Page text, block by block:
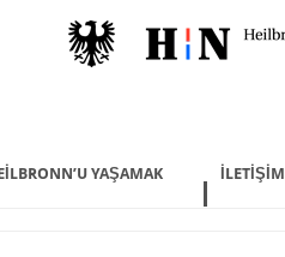
YAŞAMAK İLETIŞIM